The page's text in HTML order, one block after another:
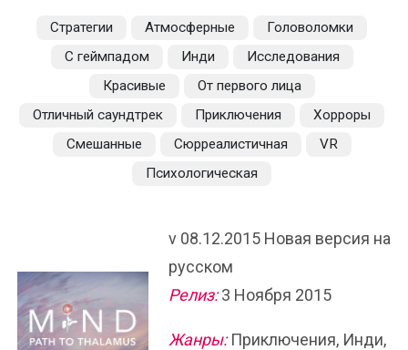
Стратегии Атмосферные
Головоломки
С геймпадом
Инди
Исследования
Красивые
От первого лица
Отличный саундтрек
Приключения
Хорроры
Смешанные
Сюрреалистичная
VR
Психологическая
v 08.12.2015 Новая версия на
русском
Релиз:3 Ноября 2015
Жанры:Приключения, Инди,